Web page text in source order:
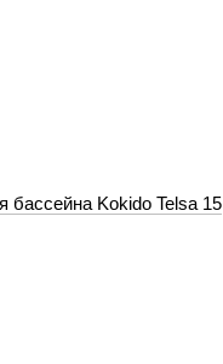
бассейна Kokido Telsa 15